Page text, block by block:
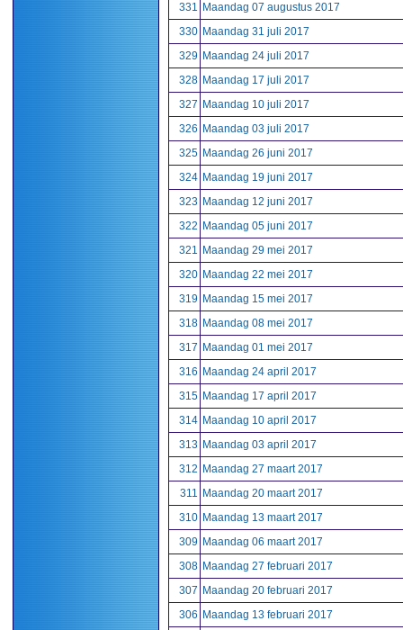
331 Maandag 07 augustus 2017
330 Maandag 31 juli 2017
329 Maandag 24 juli 2017
328 Maandag 17 juli 2017
327 Maandag 10 juli 2017
326 Maandag 03 juli 2017
325 Maandag 26 juni 2017
324 Maandag 19 juni 2017
323 Maandag 12 juni 2017
322 Maandag 05 juni 2017
321 Maandag 29 mei 2017
320 Maandag 22 mei 2017
319 Maandag 15 mei 2017
318 Maandag 08 mei 2017
317 Maandag 01 mei 2017
316 Maandag 24 april 2017
315 Maandag 17 april 2017
314 Maandag 10 april 2017
313 Maandag 03 april 2017
312 Maandag 27 maart 2017
311 Maandag 20 maart 2017
310 Maandag 13 maart 2017
309 Maandag 06 maart 2017
308 Maandag 27 februari 2017
307 Maandag 20 februari 2017
306 Maandag 13 februari 2017